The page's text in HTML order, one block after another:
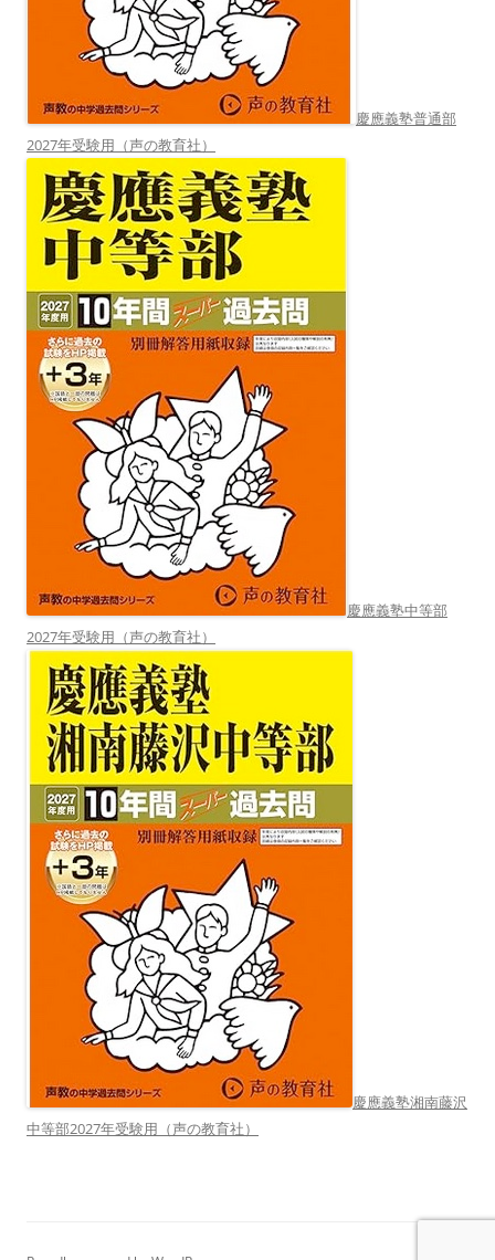
慶應義塾普通部
2027年受験用（声の教育社）
慶應義塾中等部
2027年受験用（声の教育社）
慶應義塾湘南藤沢
中等部2027年受験用（声の教育社）